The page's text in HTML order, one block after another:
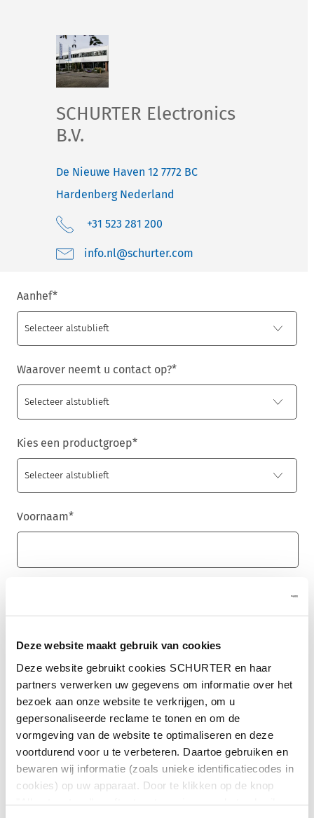
Deze website maakt gebruik van cookies
Deze website gebruikt cookies SCHURTER en haar
partners verwerken uw gegevens om informatie over het
bezoek aan onze website te verkrijgen, om u
gepersonaliseerde reclame te tonen en om de
vormgeving van de website te optimaliseren en deze
voortdurend voor u te verbeteren. Daartoe gebruiken en
bewaren wij informatie (zoals unieke identificatiecodes in
cookies) op uw apparaat. Door te klikken op de knop
"Alles toestaan" geeft u toestemming voor het gebruik
SCHURTER Electronics
B.V.
De Nieuwe Haven 12 7772 BC
Hardenberg Nederland
+31 523 281 200
moc.retruhcs@ln.ofni
Aanhef*
Waarover neemt u contact op?*
Kies een productgroep*
Voornaam*
E-mail*
Bedrijfsnaam*